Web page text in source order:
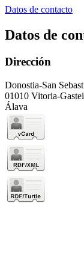
Datos de contacto
Datos de
Dirección
Donostia-San
01010 Vitoria-
Álava